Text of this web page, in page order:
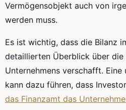
Vermögensobjekt auch von
werden muss.
Es ist wichtig, dass die Bilanz
detaillierten Überblick über
Unternehmens verschafft. Eine
kann dazu führen, dass
das Finanzamt das